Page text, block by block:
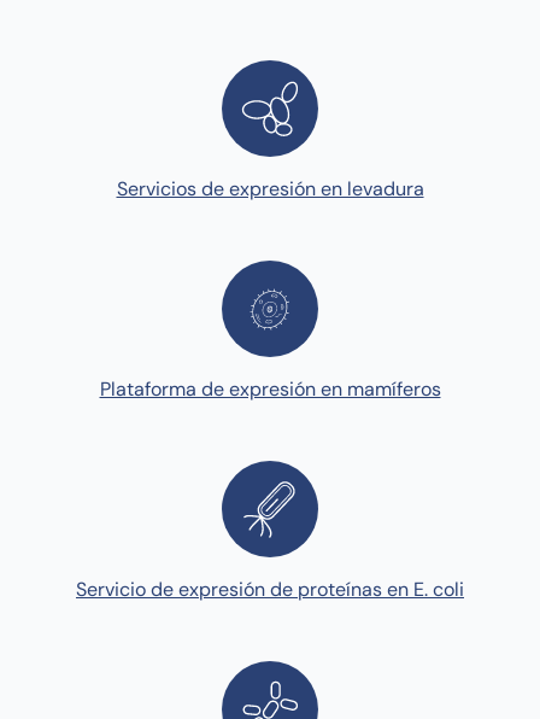
Servicios de expresión en levadura
Plataforma de expresión en mamíferos
Servicio de expresión de proteínas en E. coli